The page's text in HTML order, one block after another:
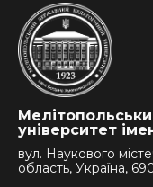
університет
вул. Наукового
область, Україна,